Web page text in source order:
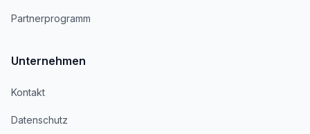
Partnerprogramm
Unternehmen
Kontakt
Datenschutz